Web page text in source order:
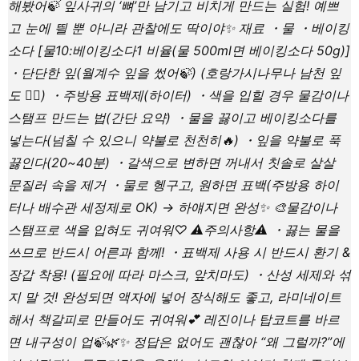
해봤어🍃 잎사귀의 ‘뼈’만 남기고 비치게 만드는 실험! 예쁘
고 눈에 띌 뿐 아니라 관찰에도 딱이야✨ 재료 ・물 ・베이킹
소다 [물10:베이킹소다1 비율(물 500ml면 베이킹소다 50g)]
・단단한 잎(월계수 잎을 썼어🍃) (호랑가시나무나 남천 잎
도 🙆‍♀️) ・주방용 표백제(하이터) ・색을 입힐 경우 물감이나
스탬프 만드는 법(간단 요약) ・물을 끓이고 베이킹소다를
넣는다(넘칠 수 있으니 약불로 천천히🔥) ・잎을 약불로 푹
끓인다(20~40분) ・갈색으로 변하면 꺼내서 칫솔로 살살
문질러 속을 제거 ・물로 헹구고, 원하면 표백(주방용 하이
터나 배수관 세정제로 OK) → 하얘지면 완성✨ 🎨물감이나
스탬프로 색을 입혀도 귀여워♡ ⚠️주의사항⚠️ ・끓는 물을
쓰므로 반드시 어른과 함께! ・표백제 사용 시 반드시 환기 &
장갑 착용! (필요에 따라 마스크, 앞치마도) ・산성 세제와 섞
지 말 것! 완성되면 액자에 넣어 장식해도 좋고, 라미네이트
해서 책갈피로 만들어도 귀여워💕 레진이나 탑코트를 바르
면 내구성이 업🍃🌿✨ 정답은 없어도 괜찮아 “왜 그럴까?”에